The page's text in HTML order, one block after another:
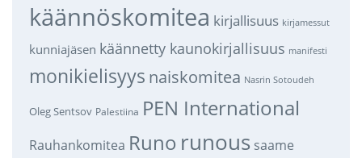
käännöskomitea kirjallisuus kirjamessut
kunniajäsen käännetty kaunokirjallisuus manifesti
monikielisyys naiskomitea Nasrin Sotoudeh
Oleg Sentsov Palestiina PEN International
Rauhankomitea Runo runous saame